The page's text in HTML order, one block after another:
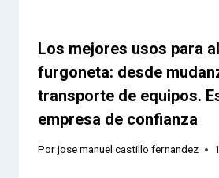
Los mejores usos para
furgoneta: desde
transporte de equipos.
empresa de confianza
Porjose manuel castillo fernandez